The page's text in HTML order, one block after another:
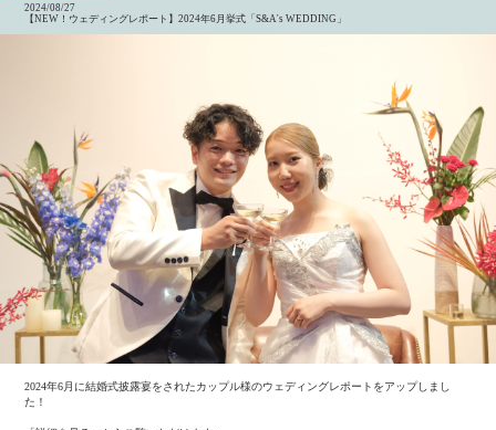
2024/08/27
【NEW！ウェディングレポート】2024年6月挙式「S&A's WEDDING」
2024年6月に結婚式披露宴をされたカップル様のウェディングレポートをアップしまし
た！